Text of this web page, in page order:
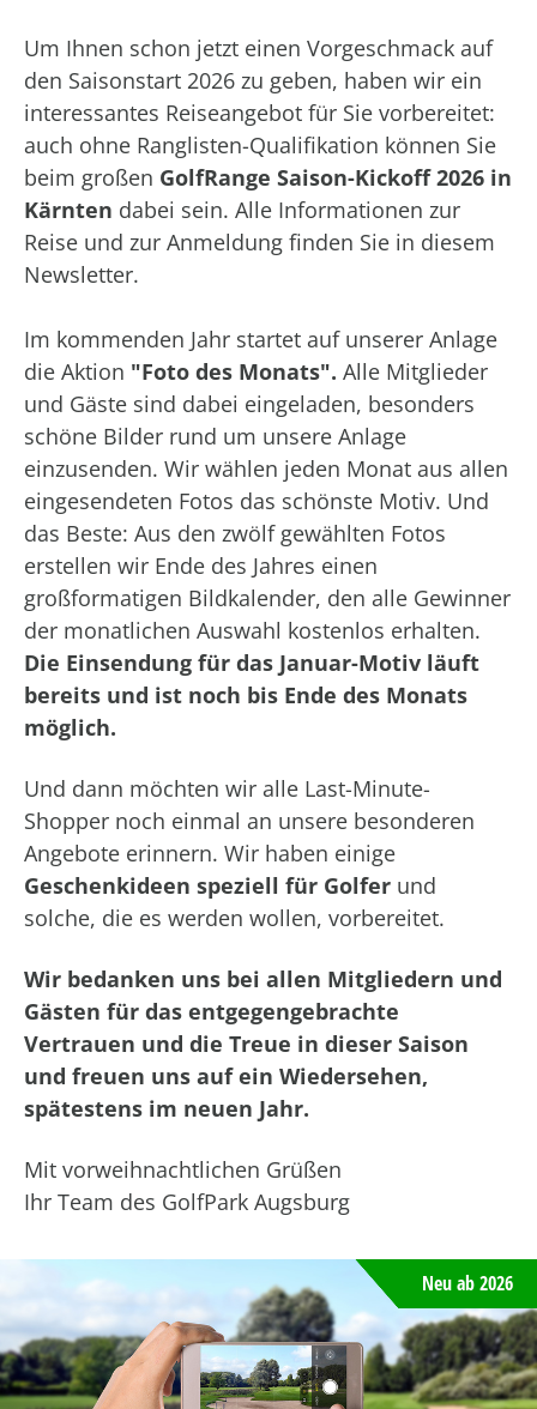
Um Ihnen schon jetzt einen Vorgeschmack auf
den Saisonstart 2026 zu geben, haben wir ein
interessantes Reiseangebot für Sie vorbereitet:
auch ohne Ranglisten-Qualifikation können Sie
beim großen GolfRange Saison-Kickoff 2026 in
Kärnten dabei sein. Alle Informationen zur
Reise und zur Anmeldung finden Sie in diesem
Newsletter.
Im kommenden Jahr startet auf unserer Anlage
die Aktion "Foto des Monats". Alle Mitglieder
und Gäste sind dabei eingeladen, besonders
schöne Bilder rund um unsere Anlage
einzusenden. Wir wählen jeden Monat aus allen
eingesendeten Fotos das schönste Motiv. Und
das Beste: Aus den zwölf gewählten Fotos
erstellen wir Ende des Jahres einen
großformatigen Bildkalender, den alle Gewinner
der monatlichen Auswahl kostenlos erhalten.
Die Einsendung für das Januar-Motiv läuft
bereits und ist noch bis Ende des Monats
möglich.
Und dann möchten wir alle Last-Minute-
Shopper noch einmal an unsere besonderen
Angebote erinnern. Wir haben einige
Geschenkideen speziell für Golfer und
solche, die es werden wollen, vorbereitet.
Wir bedanken uns bei allen Mitgliedern und
Gästen für das entgegengebrachte
Vertrauen und die Treue in dieser Saison
und freuen uns auf ein Wiedersehen,
spätestens im neuen Jahr.
Mit vorweihnachtlichen Grüßen
Ihr Team des GolfPark Augsburg
Neu ab 2026